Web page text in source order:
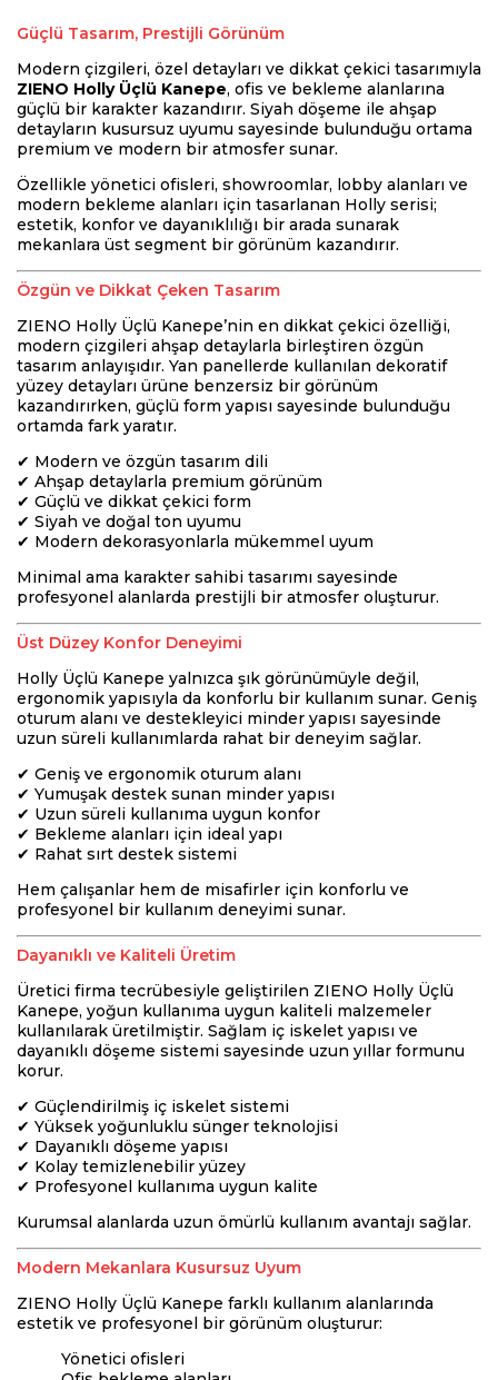
Güçlü Tasarım, Prestijli Görünüm
Modern çizgileri, özel detayları ve dikkat çekici tasarımıyla
ZIENO Holly Üçlü Kanepe, ofis ve bekleme alanlarına
güçlü bir karakter kazandırır. Siyah döşeme ile ahşap
detayların kusursuz uyumu sayesinde bulunduğu ortama
premium ve modern bir atmosfer sunar.
Özellikle yönetici ofisleri, showroomlar, lobby alanları ve
modern bekleme alanları için tasarlanan Holly serisi;
estetik, konfor ve dayanıklılığı bir arada sunarak
mekanlara üst segment bir görünüm kazandırır.
Özgün ve Dikkat Çeken Tasarım
ZIENO Holly Üçlü Kanepe’nin en dikkat çekici özelliği,
modern çizgileri ahşap detaylarla birleştiren özgün
tasarım anlayışıdır. Yan panellerde kullanılan dekoratif
yüzey detayları ürüne benzersiz bir görünüm
kazandırırken, güçlü form yapısı sayesinde bulunduğu
ortamda fark yaratır.
✔ Modern ve özgün tasarım dili
✔ Ahşap detaylarla premium görünüm
✔ Güçlü ve dikkat çekici form
✔ Siyah ve doğal ton uyumu
✔ Modern dekorasyonlarla mükemmel uyum
Minimal ama karakter sahibi tasarımı sayesinde
profesyonel alanlarda prestijli bir atmosfer oluşturur.
Üst Düzey Konfor Deneyimi
Holly Üçlü Kanepe yalnızca şık görünümüyle değil,
ergonomik yapısıyla da konforlu bir kullanım sunar. Geniş
oturum alanı ve destekleyici minder yapısı sayesinde
uzun süreli kullanımlarda rahat bir deneyim sağlar.
✔ Geniş ve ergonomik oturum alanı
✔ Yumuşak destek sunan minder yapısı
✔ Uzun süreli kullanıma uygun konfor
✔ Bekleme alanları için ideal yapı
✔ Rahat sırt destek sistemi
Hem çalışanlar hem de misafirler için konforlu ve
profesyonel bir kullanım deneyimi sunar.
Dayanıklı ve Kaliteli Üretim
Üretici firma tecrübesiyle geliştirilen ZIENO Holly Üçlü
Kanepe, yoğun kullanıma uygun kaliteli malzemeler
kullanılarak üretilmiştir. Sağlam iç iskelet yapısı ve
dayanıklı döşeme sistemi sayesinde uzun yıllar formunu
korur.
✔ Güçlendirilmiş iç iskelet sistemi
✔ Yüksek yoğunluklu sünger teknolojisi
✔ Dayanıklı döşeme yapısı
✔ Kolay temizlenebilir yüzey
✔ Profesyonel kullanıma uygun kalite
Kurumsal alanlarda uzun ömürlü kullanım avantajı sağlar.
Modern Mekanlara Kusursuz Uyum
ZIENO Holly Üçlü Kanepe farklı kullanım alanlarında
estetik ve profesyonel bir görünüm oluşturur:
Yönetici ofisleri